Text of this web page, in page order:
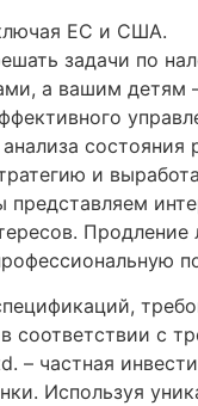
ЕС и США.
задачи по
а вашим детям
и
соответствии с
– частная
Используя